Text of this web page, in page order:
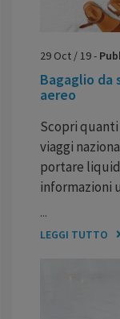
29 Oct / 19-
Bagaglio da
aereo
Scopri
viaggi
portare
informazioni
...
LEGGI TUTTO